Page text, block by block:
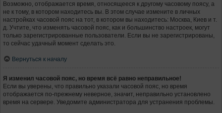
Возможно, отображается время, относящееся к другому часовому поясу, а
не к тому, в котором находитесь вы. В этом случае измените в личных
настройках часовой пояс на тот, в котором вы находитесь: Москва, Киев и т.
д. Учтите, что изменять часовой пояс, как и большинство настроек, могут
только зарегистрированные пользователи. Если вы не зарегистрированы,
то сейчас удачный момент сделать это.
Вернуться к началу
Я изменил часовой пояс, но время всё равно неправильное!
Если вы уверены, что правильно указали часовой пояс, но время
отображается по-прежнему неверное, значит, неправильно установлено
время на сервере. Уведомите администратора для устранения проблемы.